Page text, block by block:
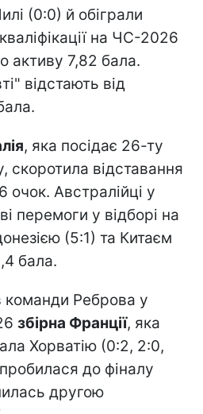
(0:0) й обіграли
на ЧС-2026
активу 7,82 бала.
відстають від
, яка посідає 26-ту
скоротила відставання
очок. Австралійці у
перемоги у відборі на
(5:1) та Китаєм
бала.
команди Реброва у
збірна Франції, яка
Хорватію (0:2, 2:0,
до фіналу
другою